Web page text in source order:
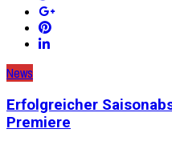
News
Erfolgreicher
Premiere